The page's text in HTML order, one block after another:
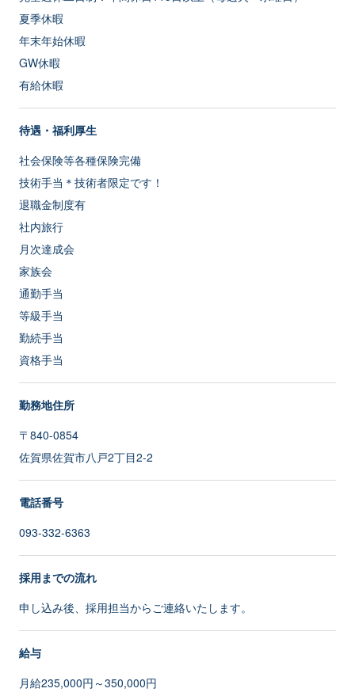
夏季休暇
年末年始休暇
GW休暇
有給休暇
待遇・福利厚生
社会保険等各種保険完備
技術手当＊技術者限定です！
退職金制度有
社内旅行
月次達成会
家族会
通勤手当
等級手当
勤続手当
資格手当
勤務地住所
〒840-0854
佐賀県佐賀市八戸2丁目2‐2
電話番号
093-332-6363
採用までの流れ
申し込み後、採用担当からご連絡いたします。
給与
月給235,000円～350,000円